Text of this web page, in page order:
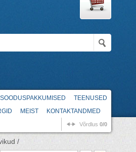
SOODUSPAKKUMISED
TEENUSED
MEIST KONTAKTANDMED
Võrdlus 0/0
/